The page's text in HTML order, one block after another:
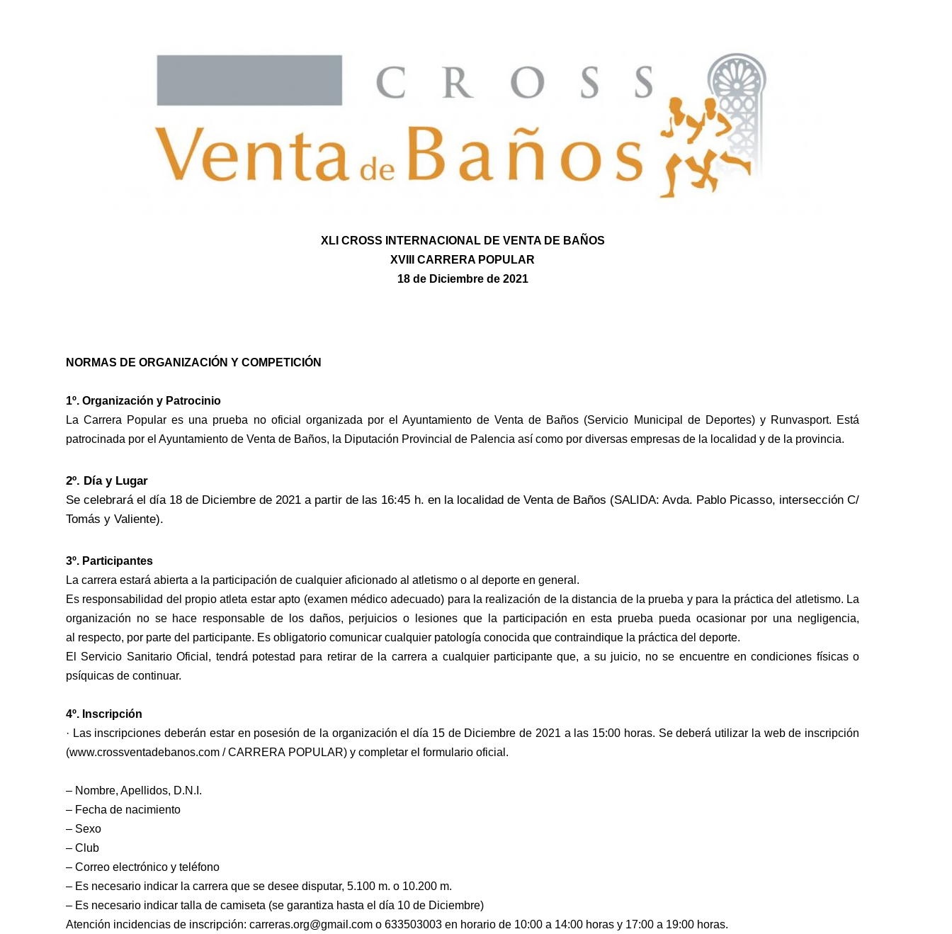
XLI CROSS INTERNACIONAL DE VENTA DE BAÑOS
XVIII CARRERA POPULAR
18 de Diciembre de 2021
NORMAS DE ORGANIZACIÓN Y COMPETICIÓN
1º. Organización y Patrocinio
La Carrera Popular es una prueba no oficial organizada por el Ayuntamiento de Venta de Baños (Servicio Municipal de Deportes) y Runvasport. Está
patrocinada por el Ayuntamiento de Venta de Baños, la Diputación Provincial de Palencia así como por diversas empresas de la localidad y de la provincia.
2º. Día y Lugar
Se celebrará el día 18 de Diciembre de 2021 a partir de las 16:45 h. en la localidad de Venta de Baños (SALIDA: Avda. Pablo Picasso, intersección C/
Tomás y Valiente).
3º. Participantes
La carrera estará abierta a la participación de cualquier aficionado al atletismo o al deporte en general.
Es responsabilidad del propio atleta estar apto (examen médico adecuado) para la realización de ladistancia de la prueba y para la práctica del atletismo. La
organización no se hace responsable de los daños, perjuicios o lesiones que la participación en esta prueba pueda ocasionar por una negligencia,
al respecto, por parte del participante. Es obligatorio comunicar cualquier patología conocida que contraindique la práctica del deporte.
El Servicio Sanitario Oficial, tendrá potestad para retirar de la carrera a cualquier participante que, a su juicio, no se encuentre en condiciones físicas o
psíquicas de continuar.
4º. Inscripción
· Las inscripciones deberán estar en posesión de la organización el día 15 de Diciembre de 2021 a las 15:00 horas. Se deberá utilizar la web de inscripción
(www.crossventadebanos.com / CARRERA POPULAR) y completar el formulario oficial.
– Nombre, Apellidos, D.N.I.
– Fecha de nacimiento
– Sexo
– Club
– Correo electrónico y teléfono
– Es necesario indicar la carrera que se desee disputar, 5.100 m. o 10.200 m.
– Es necesario indicar talla de camiseta (se garantiza hasta el día 10 de Diciembre)
Atención incidencias de inscripción: carreras.org@gmail.com o 633503003 en horario de 10:00 a 14:00 horas y 17:00 a 19:00 horas.